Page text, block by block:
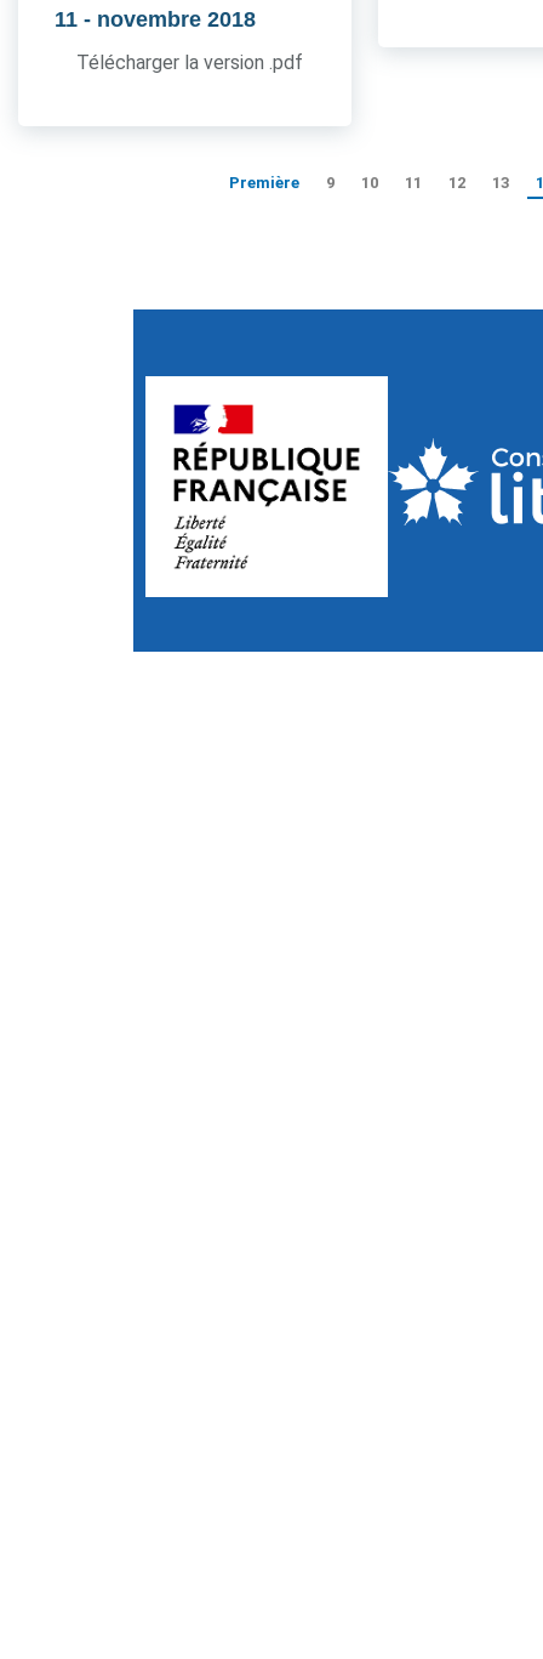
11 - novembre 2018
Télécharger la version .pdf
Première 9 10 11 12 13